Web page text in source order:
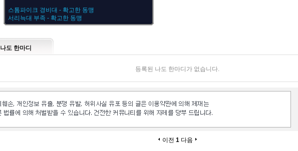
스톰파이크 경비대 - 확고한 동맹
서리늑대 부족 - 확고한 동맹
나도 한마디
등록된 나도 한마디가 없습니다.
이전 1 다음